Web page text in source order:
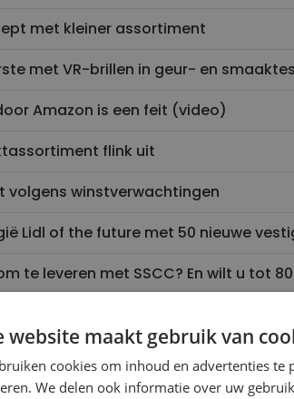
met kleiner assortiment
met VR-brillen in geur- en
Amazon is een feit (video)
flink uit
volgens winstverwachtingen
Lidl of the future met 50 nieuwe
te leveren met SSCC? En wilt u tot
merken van SABMiller
website maakt gebruik van
cookies om inhoud en advertenties te
We delen ook informatie over uw